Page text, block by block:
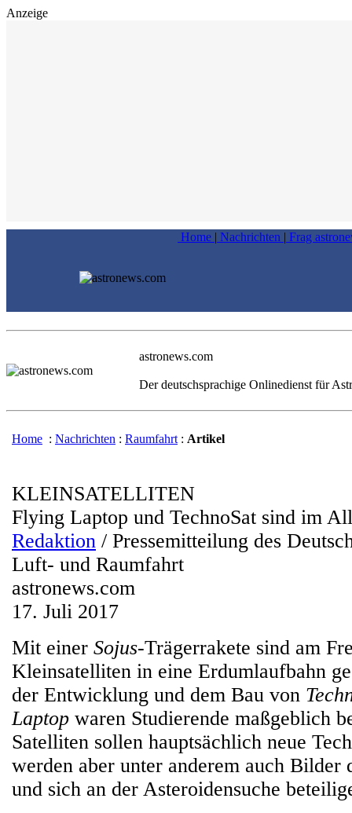
Anzeige
Home | Nachrichten | Frag
astronews.com
Der deutschsprachige Onlinedienst für
Home : Nachrichten : Raumfahrt : Artikel
KLEINSATELLITEN
Flying Laptop und TechnoSat sind im All
Redaktion / Pressemitteilung des
Luft- und Raumfahrt
astronews.com
17. Juli 2017
Mit einer Sojus-Trägerrakete sind am
Kleinsatelliten in eine Erdumlaufbahn
der Entwicklung und dem Bau von
Laptop waren Studierende maßgeblich
Satelliten sollen hauptsächlich neue
werden aber unter anderem auch Bilder
und sich an der Asteroidensuche